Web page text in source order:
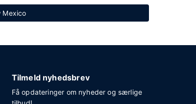
Mexico
Tilmeld nyhedsbrev
Få opdateringer om nyheder og særlige